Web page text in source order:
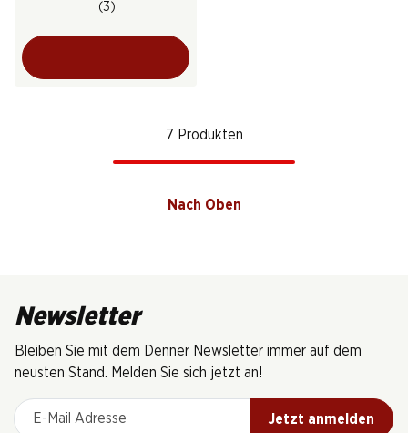
(3)
7 Produkten
Nach Oben
Newsletter
Bleiben Sie mit dem Denner Newsletter immer auf dem
neusten Stand. Melden Sie sich jetzt an!
E-Mail Adresse
Jetzt anmelden